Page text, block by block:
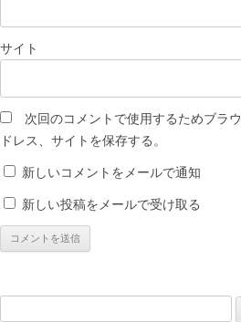
サイト
次回のコメントで使用するためブラ
ドレス、サイトを保存する。
新しいコメントをメールで通知
新しい投稿をメールで受け取る